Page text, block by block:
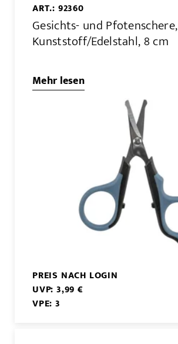
ART.: 92360
Gesichts- und Pfotenschere,
Kunststoff/Edelstahl, 8 cm
Mehr lesen
PREIS NACH LOGIN
UVP: 3,99 €
VPE: 3